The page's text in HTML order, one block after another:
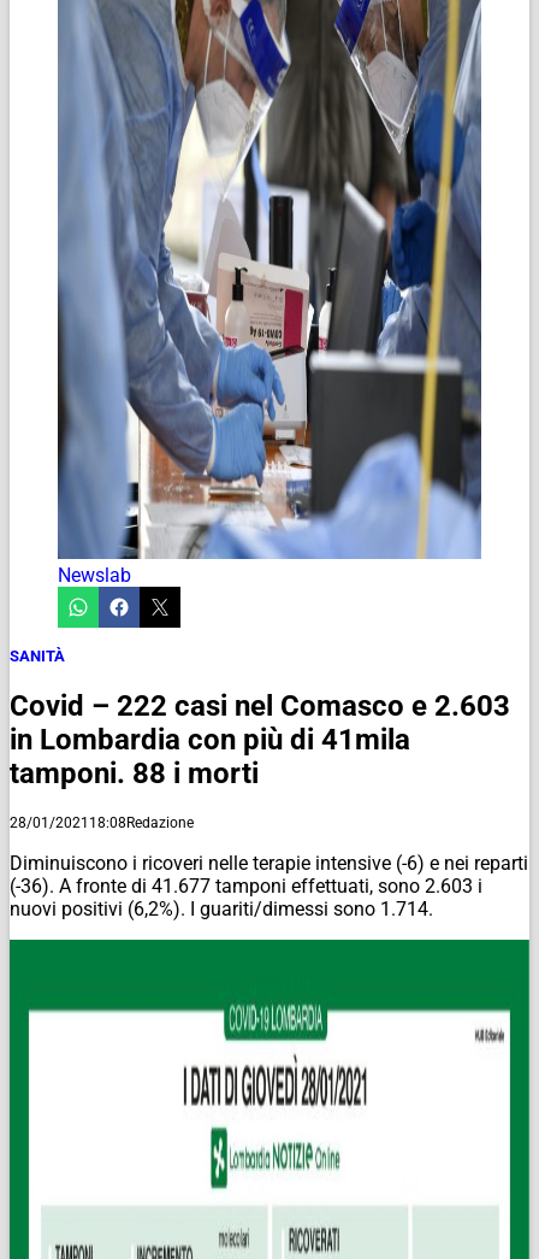
Newslab
SANITÀ
Covid – 222 casi nel Comasco e 2.603
in Lombardia con più di 41mila
tamponi. 88 i morti
28/01/2021 18:08Redazione
Diminuiscono i ricoveri nelle terapie intensive (-6) e nei reparti
(-36). A fronte di 41.677 tamponi effettuati, sono 2.603 i
nuovi positivi (6,2%). I guariti/dimessi sono 1.714.